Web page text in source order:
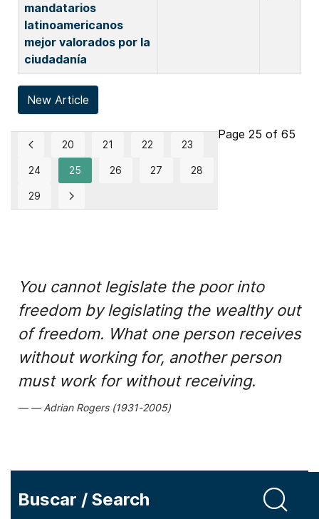
mandatarios
latinoamericanos
mejor valorados por la
ciudadanía
New Article
Page 25 of 65
20 21 22 23
24 25 26 27 28
29
You cannot legislate the poor into
freedom by legislating the wealthy out
of freedom. What one person receives
without working for, another person
must work for without receiving.
Adrian Rogers (1931-2005)
Buscar / Search